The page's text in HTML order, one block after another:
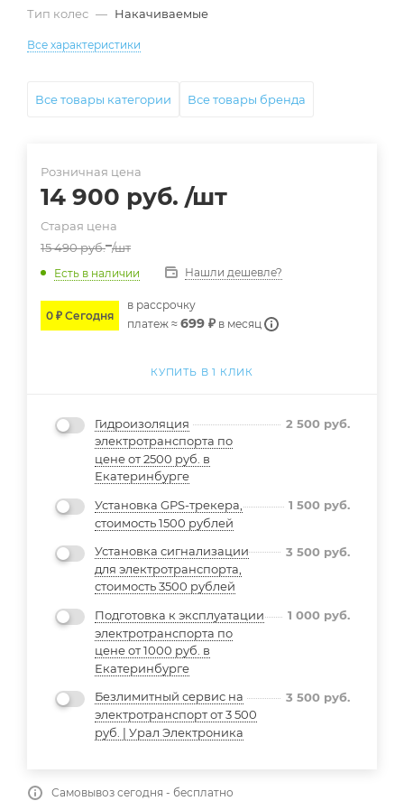
Тип колес — Накачиваемые
Все характеристики
Все товары категории Все товары бренда
Розничная цена
14 900 руб. /шт
Старая цена
15 490руб. /шт
Есть в наличии Нашли дешевле?
0 ₽ Сегодня
в расcрочку
платеж ≈ 699 ₽ в месяц
КУПИТЬ В 1 КЛИК
Гидроизоляция
электротранспорта по
цене от 2500 руб. в
Екатеринбурге
2 500 руб.
Установка GPS-трекера,
стоимость 1500 рублей
1 500 руб.
Установка сигнализации
для электротранспорта,
стоимость 3500 рублей
3 500 руб.
Подготовка к эксплуатации
электротранспорта по
цене от 1000 руб. в
Екатеринбурге
1 000 руб.
Безлимитный сервис на
электротранспорт от 3 500
руб. | Урал Электроника
3 500 руб.
Самовывоз сегодня - бесплатно